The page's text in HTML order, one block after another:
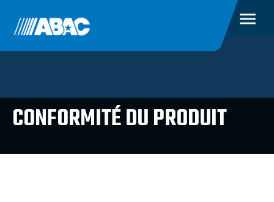
CONFORMITÉ DU PRODUIT